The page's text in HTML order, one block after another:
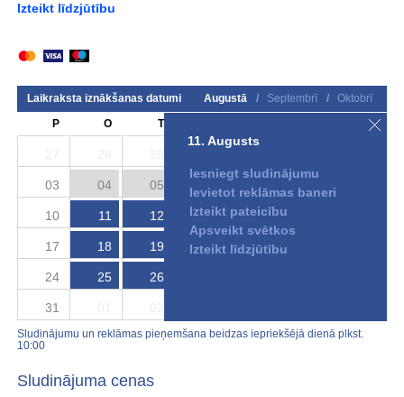
Izteikt līdzjūtību
Laikraksta iznākšanas datumi Augustā / Septembrī /
Oktobrī
P
O T S
03 04 05 06 07
10 11 12 13 14
17 18 19 20 21
24 25 26
31
11. Augusts
Iesniegt sludinājumu
Ievietot reklāmas baneri
Izteikt pateicību
Apsveikt svētkos
Izteikt līdzjūtību
Sludinājumu un reklāmas pieņemšana beidzas iepriekšējā dienā plkst.
10:00
Sludinājuma cenas